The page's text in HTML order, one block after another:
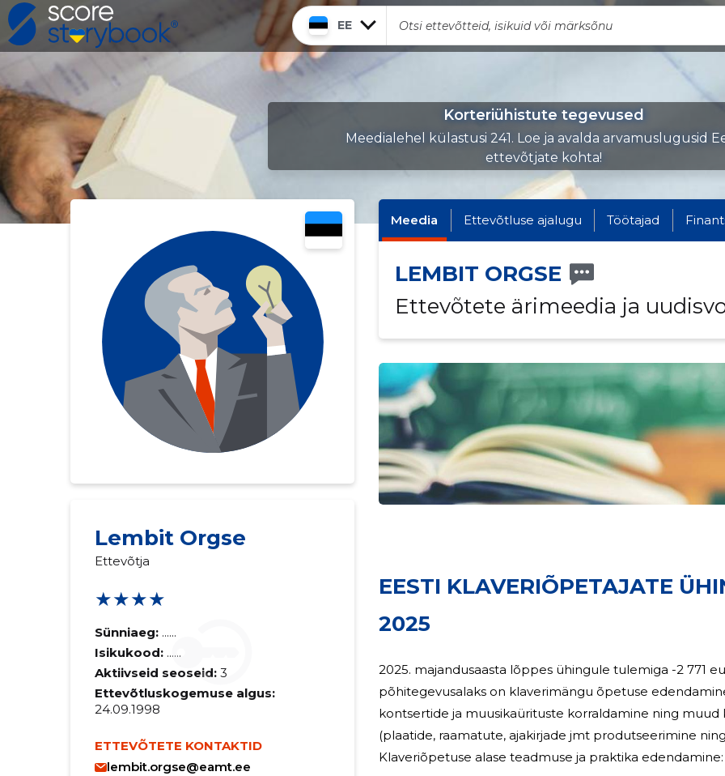
EE
Korteriühistute tegevused
Meedialehel külastusi 241. Loe ja avalda arvamuslugusid
ettevõtjate kohta!
Lembit Orgse
Ettevõtja
★★★★
Sünniaeg: ......
Isikukood: ......
Aktiivseid seoseid: 3
Ettevõtluskogemuse algus:
24.09.1998
ETTEVÕTETE KONTAKTID
lembit.orgse@eamt.ee
Meedia Ettevõtluse ajalugu Töötajad
LEMBIT ORGSE
Ettevõtete ärimeedia ja
EESTI KLAVERIÕPETAJATE
2025
2025. majandusaasta lõppes ühingule tulemiga -2 771 eurot. Eesti Klaveriõpetajate
põhitegevusalaks on klaverimängu õpetuse
kontsertide ja muusikaürituste korraldamine ning
(plaatide, raamatute, ajakirjade jmt produtseerimine ning levitamine). EKÜ
Klaveriõpetuse alase teadmuse ja praktika edendamine: loengud,